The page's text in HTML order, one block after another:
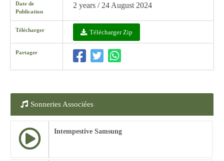
Date de
Publication
2 years / 24 August 2024
Télécharger Télécharger Zip
Partager
Sonneries Associées
Intempestive Samsung